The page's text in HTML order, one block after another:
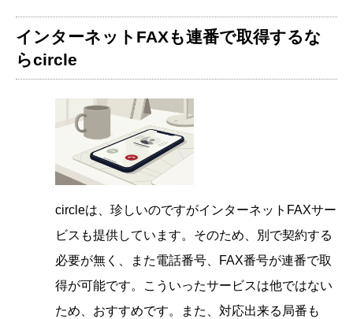
インターネットFAXも連番で取得するな
らcircle
circleは、珍しいのですがインターネットFAXサー
ビスも提供しています。そのため、別で契約する
必要が無く、また電話番号、FAX番号が連番で取
得が可能です。こういったサービスは他ではない
ため、おすすめです。また、対応出来る局番も